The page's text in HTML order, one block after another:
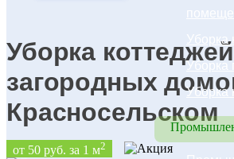
Уборка
Уборка
Уборка
Уборка
загородных
Красносельском
от 50 руб. за 1 м2